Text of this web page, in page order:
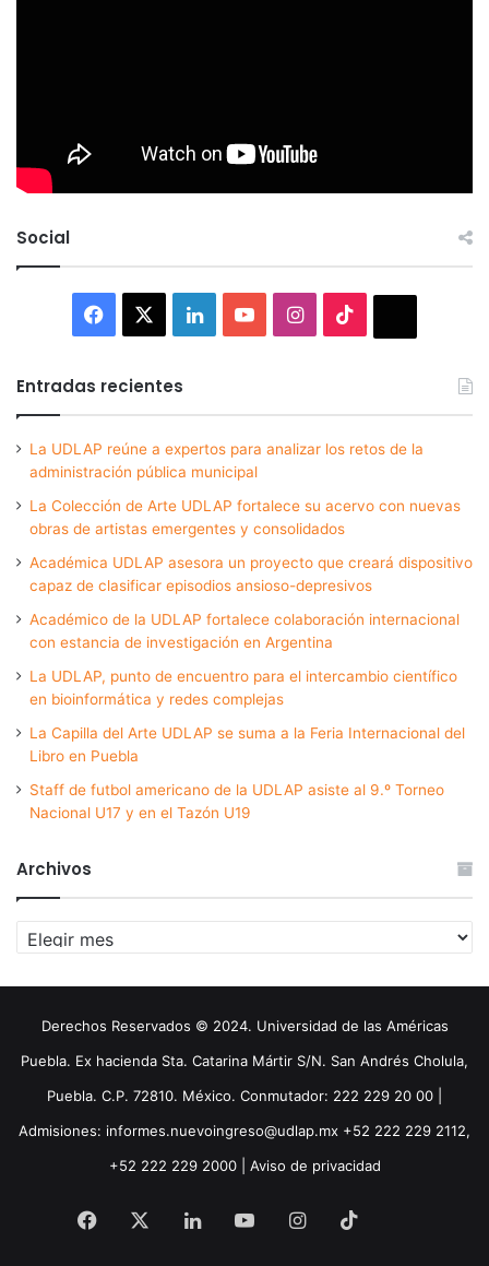
Social
Facebook LinkedInYouTubeInstagram
Entradas recientes
La UDLAP reúne a expertos para analizar los retos de la
administración pública municipal
La Colección de Arte UDLAP fortalece su acervo con nuevas
obras de artistas emergentes y consolidados
Académica UDLAP asesora un proyecto que creará dispositivo
capaz de clasificar episodios ansioso-depresivos
Académico de la UDLAP fortalece colaboración internacional
con estancia de investigación en Argentina
La UDLAP, punto de encuentro para el intercambio científico
en bioinformática y redes complejas
La Capilla del Arte UDLAP se suma a la Feria Internacional del
Libro en Puebla
Staff de futbol americano de la UDLAP asiste al 9.º Torneo
Nacional U17 y en el Tazón U19
Archivos
Archivos
Derechos Reservados © 2024. Universidad de las Américas
Puebla. Ex hacienda Sta. Catarina Mártir S/N. San Andrés Cholula,
Puebla. C.P. 72810. México. Conmutador: 222 229 20 00 |
Admisiones: informes.nuevoingreso@udlap.mx +52 222 229 2112,
+52 222 229 2000 | Aviso de privacidad
Facebook LinkedInYouTubeInstagram